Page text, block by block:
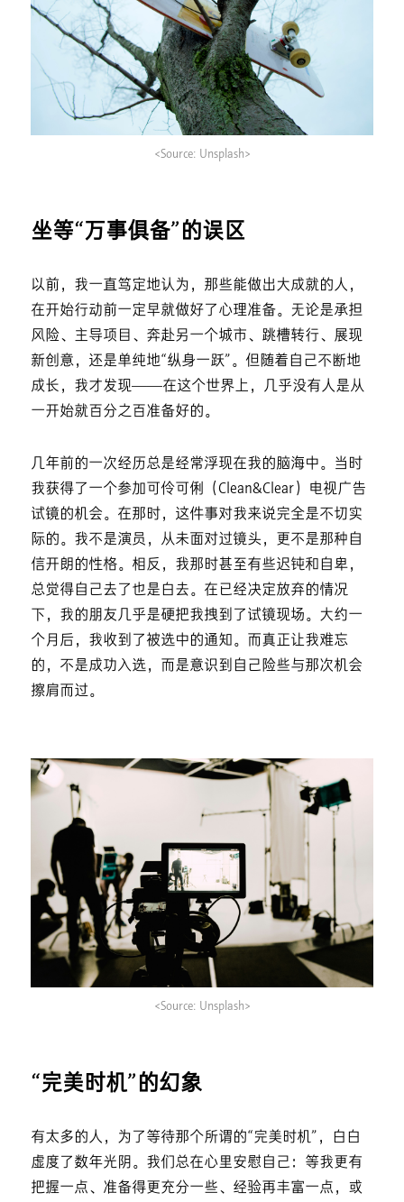
<Source: Unsplash>
坐等“万事俱备”的误区
以前，我一直笃定地认为，那些能做出大成就的人，
在开始行动前一定早就做好了心理准备。无论是承担
风险、主导项目、奔赴另一个城市、跳槽转行、展现
新创意，还是单纯地“纵身一跃”。但随着自己不断地
成长，我才发现——在这个世界上，几乎没有人是从
一开始就百分之百准备好的。
几年前的一次经历总是经常浮现在我的脑海中。当时
我获得了一个参加可伶可俐（Clean&Clear）电视广告
试镜的机会。在那时，这件事对我来说完全是不切实
际的。我不是演员，从未面对过镜头，更不是那种自
信开朗的性格。相反，我那时甚至有些迟钝和自卑，
总觉得自己去了也是白去。在已经决定放弃的情况
下，我的朋友几乎是硬把我拽到了试镜现场。大约一
个月后，我收到了被选中的通知。而真正让我难忘
的，不是成功入选，而是意识到自己险些与那次机会
擦肩而过。
<Source: Unsplash>
“完美时机”的幻象
有太多的人，为了等待那个所谓的“完美时机”，白白
虚度了数年光阴。我们总在心里安慰自己：等我更有
把握一点、准备得更充分一些、经验再丰富一点，或